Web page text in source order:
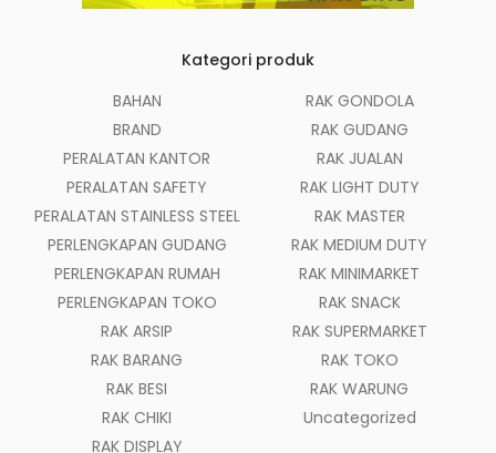
Kategori produk
BAHAN
BRAND
PERALATAN KANTOR
PERALATAN SAFETY
PERALATAN STAINLESS STEEL
PERLENGKAPAN GUDANG
PERLENGKAPAN RUMAH
PERLENGKAPAN TOKO
RAK ARSIP
RAK BARANG
RAK BESI
RAK CHIKI
RAK DISPLAY
RAK GONDOLA
RAK GUDANG
RAK JUALAN
RAK LIGHT DUTY
RAK MASTER
RAK MEDIUM DUTY
RAK MINIMARKET
RAK SNACK
RAK SUPERMARKET
RAK TOKO
RAK WARUNG
Uncategorized